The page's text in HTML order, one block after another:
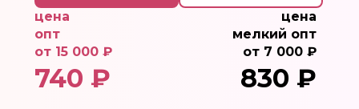
цена
опт
от 15 000 ₽
740 ₽
цена
мелкий опт
от 7 000 ₽
830 ₽